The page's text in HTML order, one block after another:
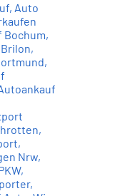
, Auto
Bochum,
,
,
,
,
Nrw,
,
,